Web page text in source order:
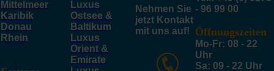
Mittelmeer
Karibik
Donau
Rhein
Luxus
Ostsee &
Baltikum
Luxus
Orient &
Emirate
Nehmen Sie
jetzt Kontakt
mit uns auf!
- 96 99 00
Öffnungszeiten
Mo-Fr: 08 - 22
Uhr
Sa: 09 - 22 Uhr